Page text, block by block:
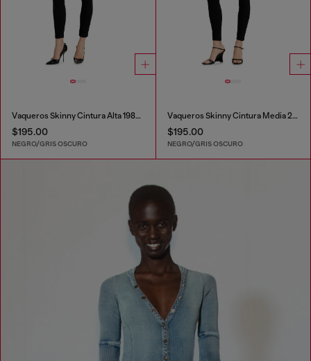
Vaqueros Skinny Cintura Alta 1984 Slandy-High
$195.00
NEGRO/GRIS OSCURO
Vaqueros Skinny Cintura Media 2017 Slandy
$195.00
NEGRO/GRIS OSCURO